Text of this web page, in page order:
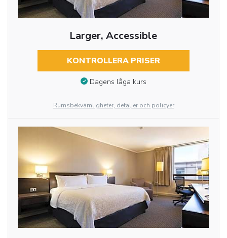
Larger, Accessible
KONTROLLERA PRISER
Dagens låga kurs
Rumsbekvämligheter, detaljer och policyer